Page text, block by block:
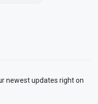
newest updates right on